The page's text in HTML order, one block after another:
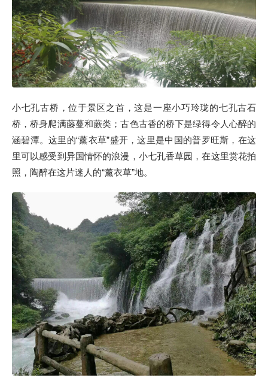
小七孔古桥，位于景区之首，这是一座小巧玲珑的七孔古石
桥，桥身爬满藤蔓和蕨类；古色古香的桥下是绿得令人心醉的
涵碧潭。这里的“薰衣草”盛开，这里是中国的普罗旺斯，在这
里可以感受到异国情怀的浪漫，小七孔香草园，在这里赏花拍
照，陶醉在这片迷人的“薰衣草”地。